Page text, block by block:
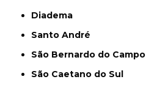
Diadema
Santo André
São Bernardo do Campo
São Caetano do Sul